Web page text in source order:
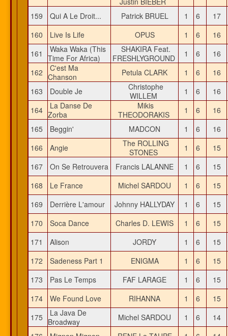
159
Qui A Le Droit... Patrick BRUEL 1 6
17
160
Live Is Life OPUS 1 6
16
161
Waka Waka (This
Time For Africa)
SHAKIRA Feat.
FRESHLYGROUND
1 6
16
162
C'est Ma
Chanson
Petula CLARK 1 6
16
163
Double Je
Christophe
WILLEM
1 6
16
164
La Danse De
Zorba
Mikis
THEODORAKIS
1 6
16
165
Beggin' MADCON 1 6
16
166
Angie
The ROLLING
STONES
1 6
15
167
On Se Retrouvera Francis LALANNE 1 6
15
168
Le France Michel SARDOU 1 6
15
169
Derrière L'amour Johnny HALLYDAY 1 6
15
170
Soca Dance Charles D. LEWIS 1 6
15
171
Alison JORDY 1 6
15
172
Sadeness Part 1 ENIGMA 1 6
15
173
Pas Le Temps FAF LARAGE 1 6
15
174
We Found Love RIHANNA 1 6
15
175
La Java De
Broadway
Michel SARDOU 1 6
14